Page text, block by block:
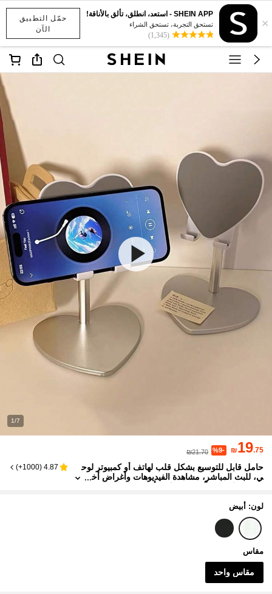
حمّل التطبيق
الآن
×
SHEIN APP - استعد، انطلق، تألق بالأناقة!
تستحق التجربة، تستحق الشراء
(1,345)
1/7
₪19.75
%9-
₪21.70
حامل قابل للتوسيع بشكل قلب لهاتف أو كمبيوتر لوح
ي، للبث المباشر، مشاهدة الفيديوهات وأغراض أخ
كسسوارات الهاتف
4.87
(
1000+
)
لون: أبيض
مقاس
مقاس واحد